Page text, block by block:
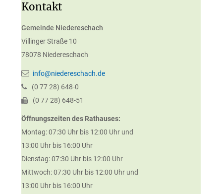
Kontakt
Gemeinde Niedereschach
Villinger Straße 10
78078 Niedereschach
info@niedereschach.de
(0 7728) 648-0
(0 7728) 648-51
Öffnungszeiten des Rathauses:
Montag: 07:30 Uhr bis 12:00 Uhr und
13:00 Uhr bis 16:00 Uhr
Dienstag: 07:30 Uhr bis 12:00 Uhr
Mittwoch: 07:30 Uhr bis 12:00 Uhr und
13:00 Uhr bis 16:00 Uhr